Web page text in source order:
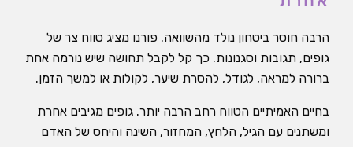
הרבה חוסר ביטחון נולד מהשוואה. פורנו מציג טווח צר של
גופים, תגובות וסגנונות. כך קל לקבל תחושה שיש נורמה אחת
ברורה למראה, לגודל, להסרת שיער, לקולות או למשך הזמן.
בחיים האמיתיים הטווח רחב הרבה יותר. גופים מגיבים אחרת
ומשתנים עם הגיל, הלחץ, המחזור, השינה והיחס של האדם